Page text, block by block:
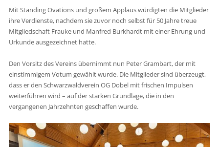
Mit Standing Ovations und großem Applaus würdigten die Mitglieder
ihre Verdienste, nachdem sie zuvor noch selbst für 50 Jahre treue
Mitgliedschaft Frauke und Manfred Burkhardt mit einer Ehrung und
Urkunde ausgezeichnet hatte.
Den Vorsitz des Vereins übernimmt nun Peter Grambart, der mit
einstimmigem Votum gewählt wurde. Die Mitglieder sind überzeugt,
dass er den Schwarzwaldverein OG Dobel mit frischen Impulsen
weiterführen wird – auf der starken Grundlage, die in den
vergangenen Jahrzehnten geschaffen wurde.